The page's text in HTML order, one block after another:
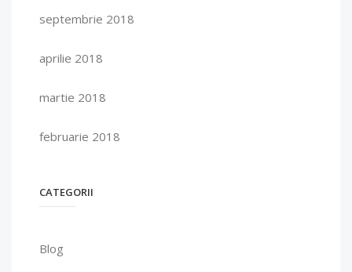
septembrie 2018
aprilie 2018
martie 2018
februarie 2018
CATEGORII
Blog